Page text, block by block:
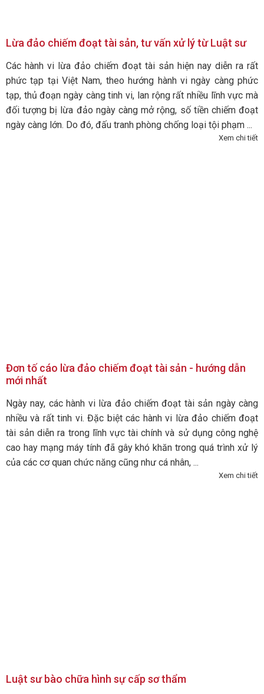
Lừa đảo chiếm đoạt tài sản, tư vấn xử lý từ Luật sư
Các hành vi lừa đảo chiếm đoạt tài sản hiện nay diễn ra rất
phức tạp tại Việt Nam, theo hướng hành vi ngày càng phức
tạp, thủ đoạn ngày càng tinh vi, lan rộng rất nhiều lĩnh vực mà
đối tượng bị lừa đảo ngày càng mở rộng, số tiền chiếm đoạt
ngày càng lớn. Do đó, đấu tranh phòng chống loại tội phạm ...
Xem chi tiết
Đơn tố cáo lừa đảo chiếm đoạt tài sản - hướng dẫn
mới nhất
Ngày nay, các hành vi lừa đảo chiếm đoạt tài sản ngày càng
nhiều và rất tinh vi. Đặc biệt các hành vi lừa đảo chiếm đoạt
tài sản diễn ra trong lĩnh vực tài chính và sử dụng công nghệ
cao hay mạng máy tính đã gây khó khăn trong quá trình xử lý
của các cơ quan chức năng cũng như cá nhân, ...
Xem chi tiết
Luật sư bào chữa hình sự cấp sơ thẩm